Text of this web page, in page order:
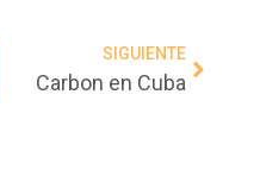
SIGUIENTE
Carbon en Cuba